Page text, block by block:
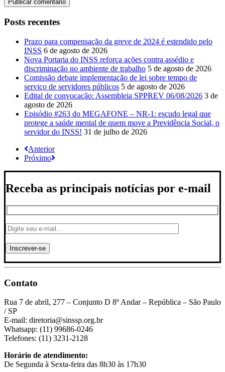
Posts recentes
Prazo para compensação da greve de 2024 é estendido pelo
INSS 6 de agosto de 2026
Nova Portaria do INSS reforça ações contra assédio e
discriminação no ambiente de trabalho 5 de agosto de 2026
Comissão debate implementação de lei sobre tempo de
serviço de servidores públicos 5 de agosto de 2026
Edital de convocação: Assembleia SPPREV 06/08/2026 3 de
agosto de 2026
Episódio #263 do MEGAFONE – NR-1: escudo legal que
protege a saúde mental de quem move a Previdência Social, o
servidor do INSS! 31 de julho de 2026
Anterior
Próximo
Receba as principais notícias por e-mail
Contato
Rua 7 de abril, 277 – Conjunto D 8º Andar – República – São Paulo
/ SP
E-mail: diretoria@sinssp.org.br
Whatsapp: (11) 99686-0246
Telefones: (11) 3231-2128
Horário de atendimento:
De Segunda à Sexta-feira das 8h30 às 17h30